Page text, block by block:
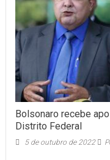
Bolsonaro recebe
Distrito Federal
5 de outubro de 2022